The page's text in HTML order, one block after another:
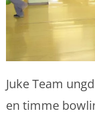
Juke Team
en timme